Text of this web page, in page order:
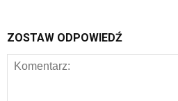
ZOSTAW ODPOWIEDŹ